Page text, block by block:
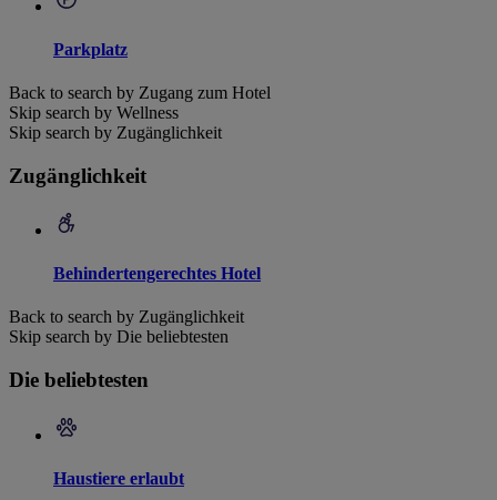
Parkplatz
Back to search by Zugang zum Hotel
Skip search by Wellness
Skip search by Zugänglichkeit
Zugänglichkeit
Behindertengerechtes Hotel
Back to search by Zugänglichkeit
Skip search by Die beliebtesten
Die beliebtesten
Haustiere erlaubt